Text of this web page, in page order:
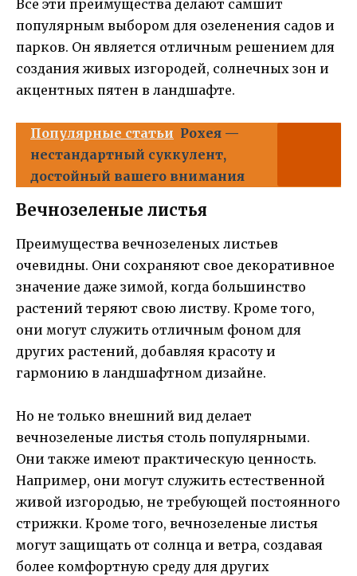
Все эти преимущества делают самшит
популярным выбором для озеленения садов и
парков. Он является отличным решением для
создания живых изгородей, солнечных зон и
акцентных пятен в ландшафте.
Популярные статьи Рохея —
нестандартный суккулент,
достойный вашего внимания
Вечнозеленые листья
Преимущества вечнозеленых листьев
очевидны. Они сохраняют свое декоративное
значение даже зимой, когда большинство
растений теряют свою листву. Кроме того,
они могут служить отличным фоном для
других растений, добавляя красоту и
гармонию в ландшафтном дизайне.
Но не только внешний вид делает
вечнозеленые листья столь популярными.
Они также имеют практическую ценность.
Например, они могут служить естественной
живой изгородью, не требующей постоянного
стрижки. Кроме того, вечнозеленые листья
могут защищать от солнца и ветра, создавая
более комфортную среду для других